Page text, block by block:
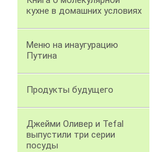
кухне в домашних условиях
Меню на инаугурацию
Путина
Продукты будущего
Джейми Оливер и Tefal
выпустили три серии
посуды